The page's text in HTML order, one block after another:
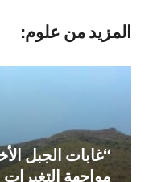
المزيد من علوم:
“غابات الجبل
مواجهة التغيرات